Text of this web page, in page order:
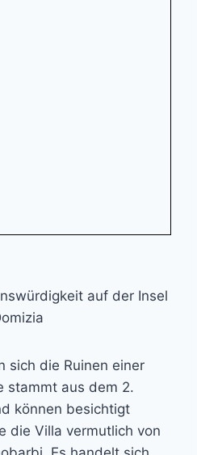
auf der Insel
sich die Ruinen einer
stammt aus dem 2.
können besichtigt
die Villa vermutlich von